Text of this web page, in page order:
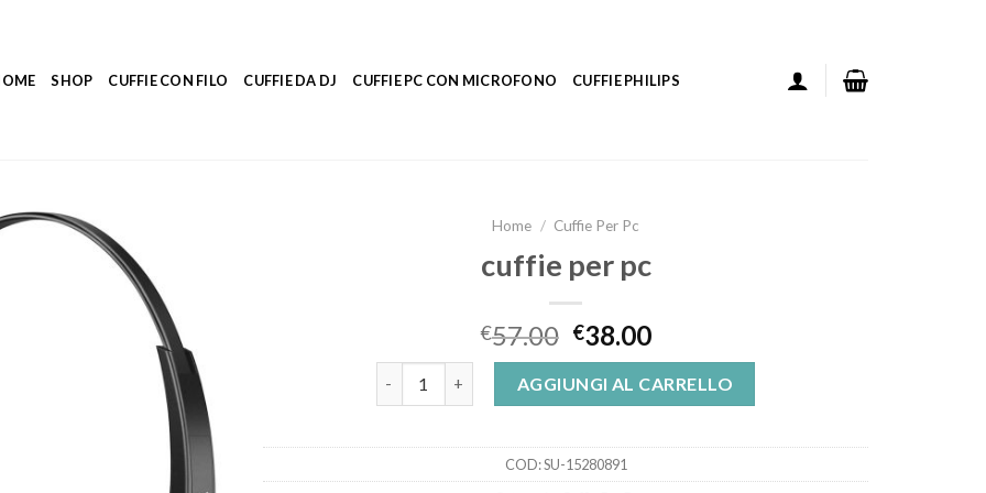
SHOP CUFFIE CON FILO CUFFIE DA DJ CUFFIE PC CON MICROFONO CUFFIE PHILIPS
Home / Cuffie Per Pc
cuffie per pc
€57.00 €38.00
AGGIUNGI AL CARRELLO
COD:SU-15280891